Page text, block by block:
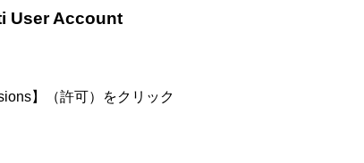
User Account
】（許可）をクリック